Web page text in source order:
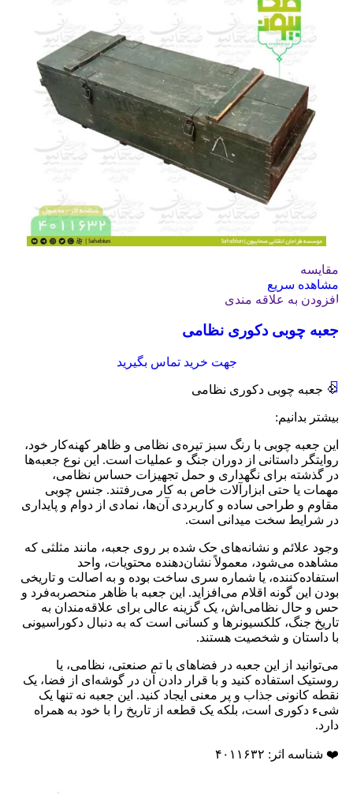
مقایسه
مشاهده سریع
افزودن به علاقه مندی
جعبه چوبی دکوری نظامی
جهت خرید تماس بگیرید
💠 جعبه چوبی دکوری نظامی
بیشتر بدانیم:
این جعبه چوبی با رنگ سبز تیره‌ی نظامی و ظاهر کهنه‌کار خود،
روایتگر داستانی از دوران جنگ و عملیات است. این نوع جعبه‌ها
در گذشته برای نگهداری و حمل تجهیزات حساس نظامی،
مهمات یا حتی ابزارآلات خاص به کار می‌رفتند. جنس چوبی
مقاوم و طراحی ساده و کاربردی آن‌ها، نمادی از دوام و پایداری
در شرایط سخت میدانی است.
وجود علائم و نشانه‌های حک شده بر روی جعبه، مانند مثلثی که
مشاهده می‌شود، معمولاً نشان‌دهنده محتویات، واحد
استفاده‌کننده، یا شماره سری ساخت بوده و به اصالت و تاریخی
بودن این گونه اقلام می‌افزاید. این جعبه با ظاهر منحصربه‌فرد و
حس و حال نظامی‌اش، یک گزینه عالی برای علاقه‌مندان به
تاریخ جنگ، کلکسیونرها و کسانی است که به دنبال دکوراسیونی
با داستان و شخصیت هستند.
می‌توانید از این جعبه در فضاهای با تم صنعتی، نظامی، یا
روستیک استفاده کنید و با قرار دادن آن در گوشه‌ای از فضا، یک
نقطه کانونی جذاب و پر معنی ایجاد کنید. این جعبه نه تنها یک
شیء دکوری است، بلکه یک قطعه از تاریخ را با خود به همراه
دارد.
❤️ شناسه اثر: ۴۰۱۱۶۳۲